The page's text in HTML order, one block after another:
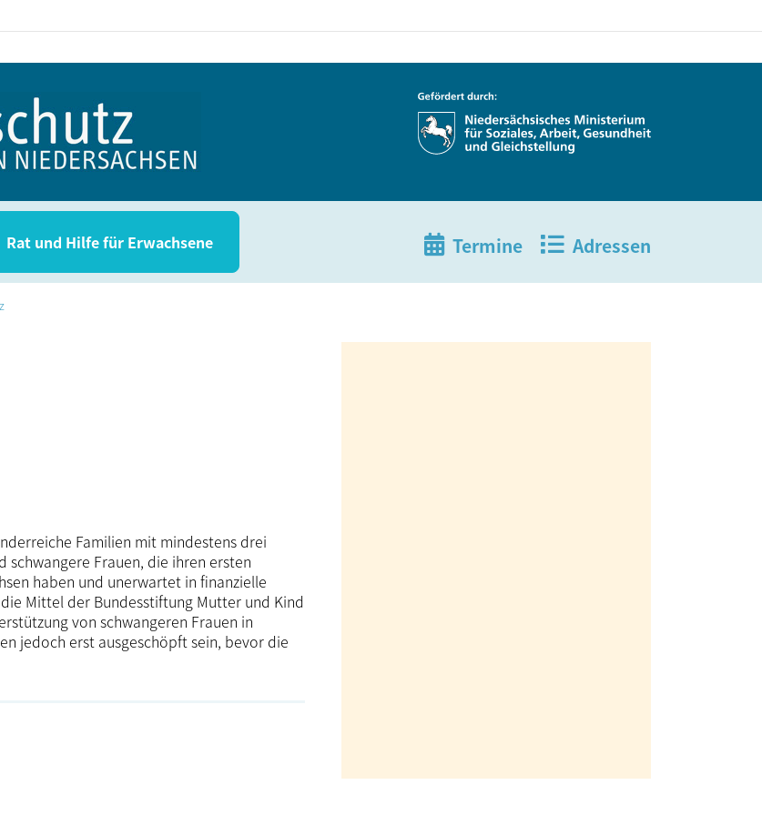
Rat und Hil­fe für Erwachsene Termine Adressen
Familien mit mindestens drei
Frauen, die ihren ersten
haben und unerwartet in finanzielle
Mittel der Bundesstiftung Mutter und Kind
von schwangeren Frauen in
jedoch erst ausgeschöpft sein, bevor die